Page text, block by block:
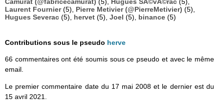
Laurent Fournier(5), Pierre Metivier (@PierreMetivier) (5),
Hugues Severac (5), hervet (5), Joel (5), binance (5)
Contributions sous le pseudo herve
66 commentaires ont été soumis sous ce pseudo et avec le même
email.
Le premier commentaire date du 17 mai 2008 et le dernier est du
15 avril 2021.